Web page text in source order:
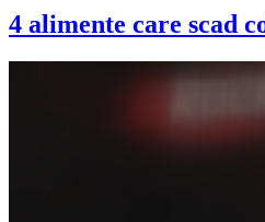
4 alimente care scad